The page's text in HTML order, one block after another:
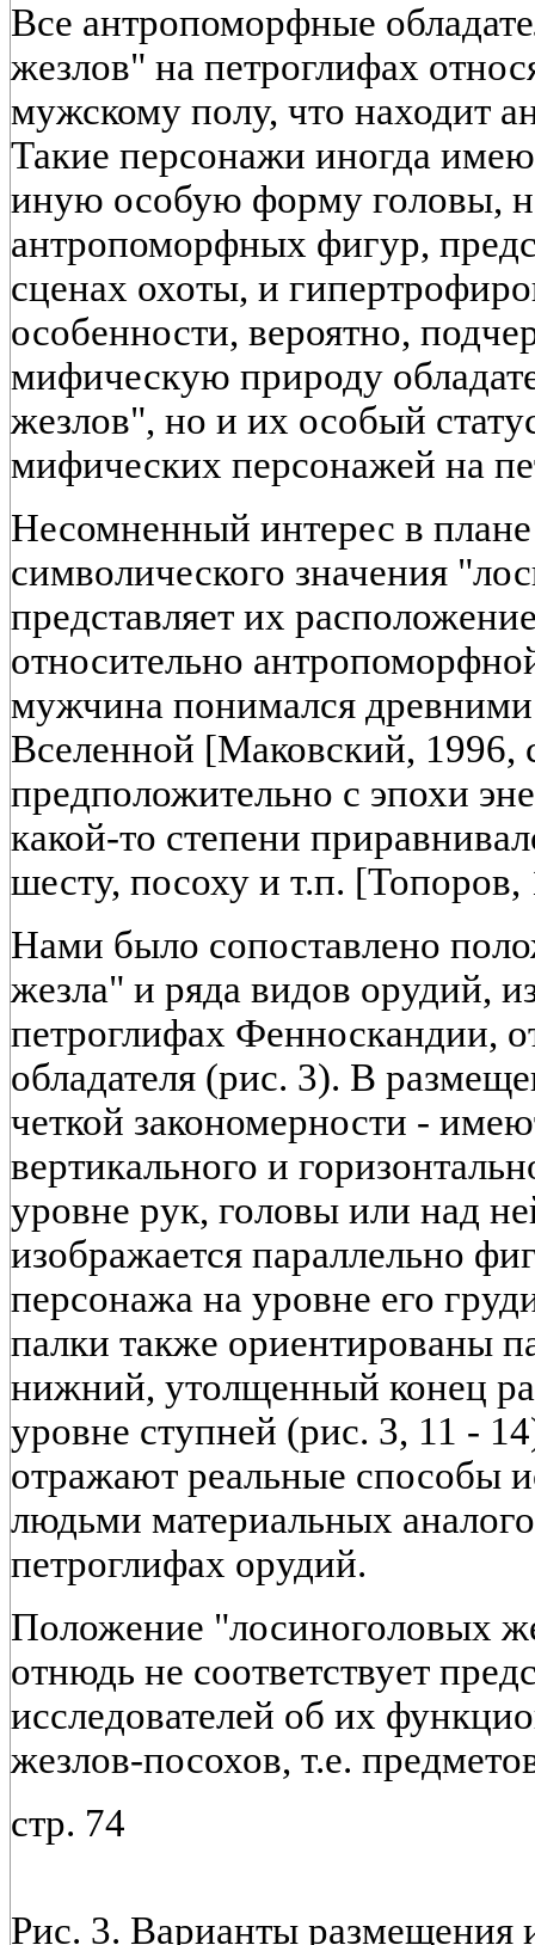
Все антропоморфные
жезлов" на петроглифах
мужскому полу, что находит
Такие персонажи иногда
иную особую форму головы,
антропоморфных фигур,
сценах охоты, и
особенности, вероятно,
мифическую природу
жезлов", но и их особый
мифических персонажей на
Несомненный интерес в
символического значения
представляет их
относительно
мужчина понимался
Вселенной [Маковский, 1996,
предположительно с эпохи
какой-то степени
шесту, посоху и т.п. [Топоров,
Нами было сопоставлено
жезла" и ряда видов орудий,
петроглифах Фенноскандии,
обладателя (рис. 3). В
четкой закономерности -
вертикального и
уровне рук, головы или над
изображается параллельно
персонажа на уровне его
палки также ориентированы
нижний, утолщенный конец
уровне ступней (рис. 3, 11 -
отражают реальные способы
людьми материальных
петроглифах орудий.
Положение "лосиноголовых
отнюдь не соответствует
исследователей об их
жезлов-посохов, т.е.
стр. 74
Рис. 3. Варианты размещения